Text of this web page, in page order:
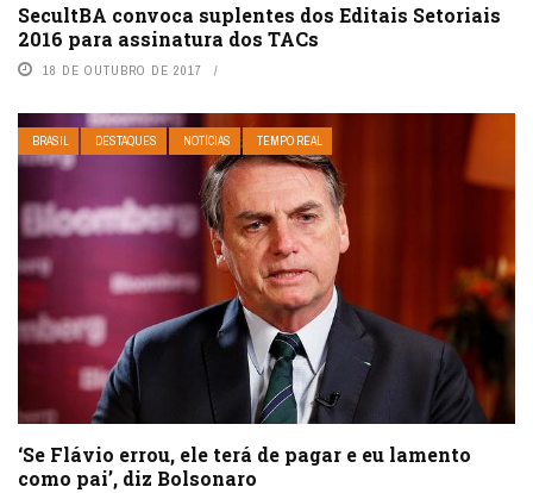
SecultBA convoca suplentes dos Editais Setoriais
2016 para assinatura dos TACs
18 DE OUTUBRO DE 2017
BRASIL DESTAQUES NOTÍCIAS TEMPO REAL
‘Se Flávio errou, ele terá de pagar e eu lamento
como pai’, diz Bolsonaro